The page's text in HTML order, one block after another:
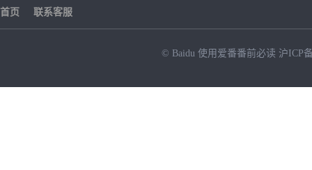
首页 联系客服
© Baidu 使用爱番番前必读 沪ICP